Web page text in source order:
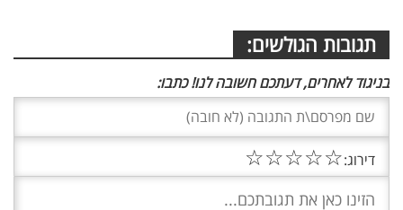
תגובות הגולשים:
בניגוד לאחרים, דעתכם חשובה לנו! כתבו:
דירוג:☆
☆
☆
☆
☆